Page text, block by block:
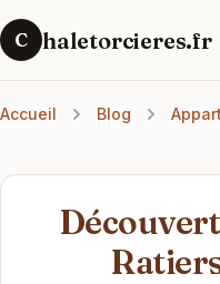
C haletorcieres.fr
Accueil Blog